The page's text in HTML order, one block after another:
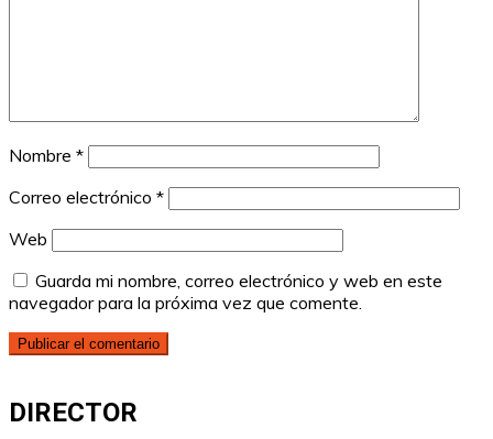
Nombre *
Correo electrónico *
Web
Guarda mi nombre, correo electrónico y web en este
navegador para la próxima vez que comente.
DIRECTOR